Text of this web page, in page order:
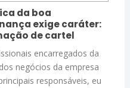
da boa
exige caráter:
de cartel
encarregados da
negócios da empresa
responsáveis, eu